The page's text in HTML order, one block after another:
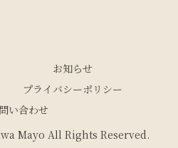
お知らせ
プライバシーポリシー
い合わせ
Mayo All Rights Reserved.